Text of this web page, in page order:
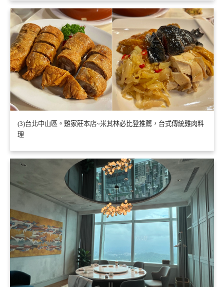
(3)台北中山區。雞家莊本店~米其林必比登推薦，台式傳統雞肉料
理